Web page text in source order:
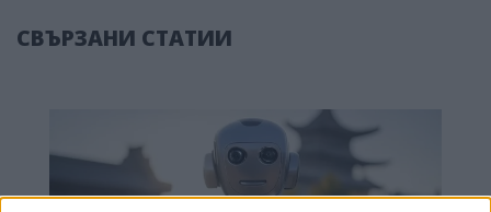
СВЪРЗАНИ СТАТИИ